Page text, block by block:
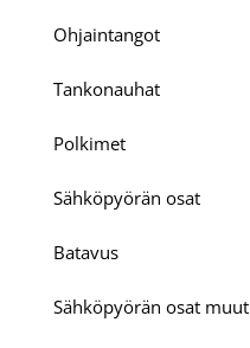
Ohjaintangot
Tankonauhat
Polkimet
Sähköpyörän osat
Batavus
Sähköpyörän osat muut